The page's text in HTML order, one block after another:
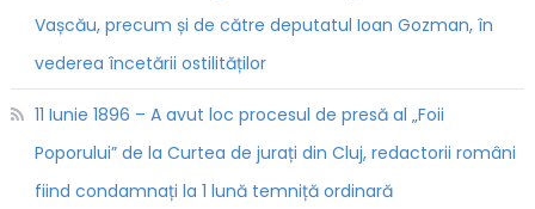
Vașcău, precum și de către deputatul Ioan Gozman, în
vederea încetării ostilităților
11 Iunie 1896 – A avut loc procesul de presă al „Foii
Poporului” de la Curtea de jurați din Cluj, redactorii români
fiind condamnați la 1 lună temniță ordinară